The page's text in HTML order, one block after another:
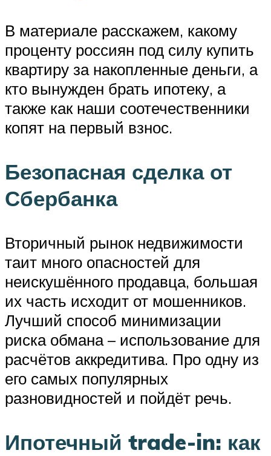
В материале расскажем, какому
проценту россиян под силу купить
квартиру за накопленные деньги, а
кто вынужден брать ипотеку, а
также как наши соотечественники
копят на первый взнос.
Безопасная сделка от
Сбербанка
Вторичный рынок недвижимости
таит много опасностей для
неискушённого продавца, большая
их часть исходит от мошенников.
Лучший способ минимизации
риска обмана – использование для
расчётов аккредитива. Про одну из
его самых популярных
разновидностей и пойдёт речь.
Ипотечный trade-in: как